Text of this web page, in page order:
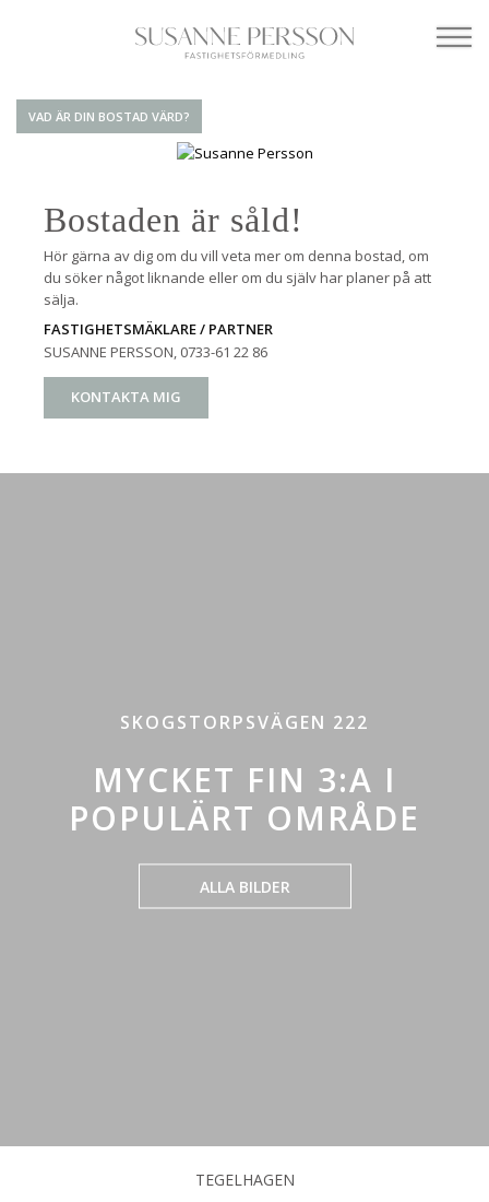
VAD ÄR DIN BOSTAD VÄRD?
Bostaden är såld!
Hör gärna av dig om du vill veta mer om denna bostad, om
du söker något liknande eller om du själv har planer på att
sälja.
FASTIGHETSMÄKLARE / PARTNER
SUSANNE PERSSON, 0733-61 22 86
KONTAKTA MIG
SKOGSTORPSVÄGEN 222
MYCKET FIN 3:A I
POPULÄRT OMRÅDE
ALLA BILDER
TEGELHAGEN